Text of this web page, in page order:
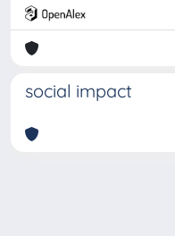
social impact